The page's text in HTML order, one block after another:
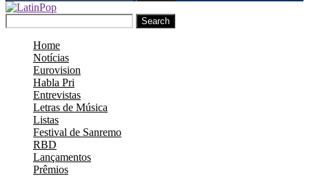
Search
Home
Notícias
Eurovision
Habla Pri
Entrevistas
Letras de Música
Listas
Festival de Sanremo
RBD
Lançamentos
Prêmios